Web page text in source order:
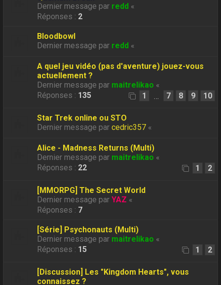
Dernier message par redd «
Réponses : 2
Bloodbowl
Dernier message par redd «
A quel jeu vidéo (pas d'aventure) jouez-vous
actuellement ?
Dernier message par maitrelikao «
Réponses : 135 1 … 7 8 9 10
Star Trek online ou STO
Dernier message parcedric357 «
Alice - Madness Returns (Multi)
Dernier message par maitrelikao «
Réponses : 22 1 2
[MMORPG] The Secret World
Dernier message parYAZ «
Réponses : 7
[Série] Psychonauts (Multi)
Dernier message par maitrelikao «
Réponses : 15 1 2
[Discussion] Les "Kingdom Hearts", vous
connaissez ?